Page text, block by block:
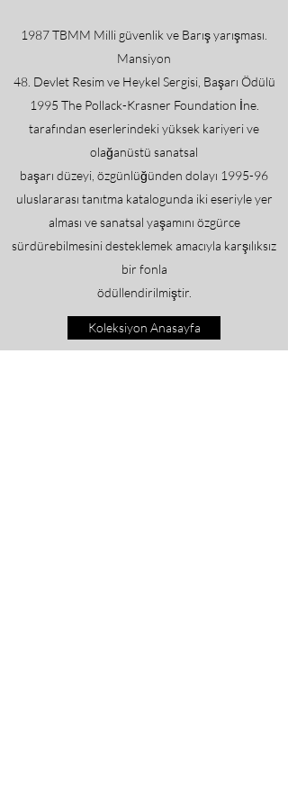
1987 TBMM Milli güvenlik ve Barış yarışması.
Mansiyon
48. Devlet Resim ve Heykel Sergisi, Başarı Ödülü
1995 The Pollack-Krasner Foundation İne.
tarafından eserlerindeki yüksek kariyeri ve
olağanüstü sanatsal
başarı düzeyi, özgünlüğünden dolayı 1995-96
uluslararası tanıtma katalogunda iki eseriyle yer
alması ve sanatsal yaşamını özgürce
sürdürebilmesini desteklemek amacıyla karşılıksız
bir fonla
ödüllendirilmiştir.
Koleksiyon Anasayfa